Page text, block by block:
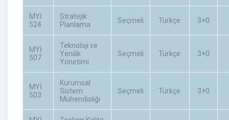
MYİ
524
Stratejik
Planlama
Seçmeli Türkçe 3+0
MYİ
507
Teknoloji ve
Yenilik
Yönetimi
Seçmeli Türkçe 3+0
MYİ
503
Kurumsal
Sistem
Mühendisliği
Seçmeli Türkçe 3+0